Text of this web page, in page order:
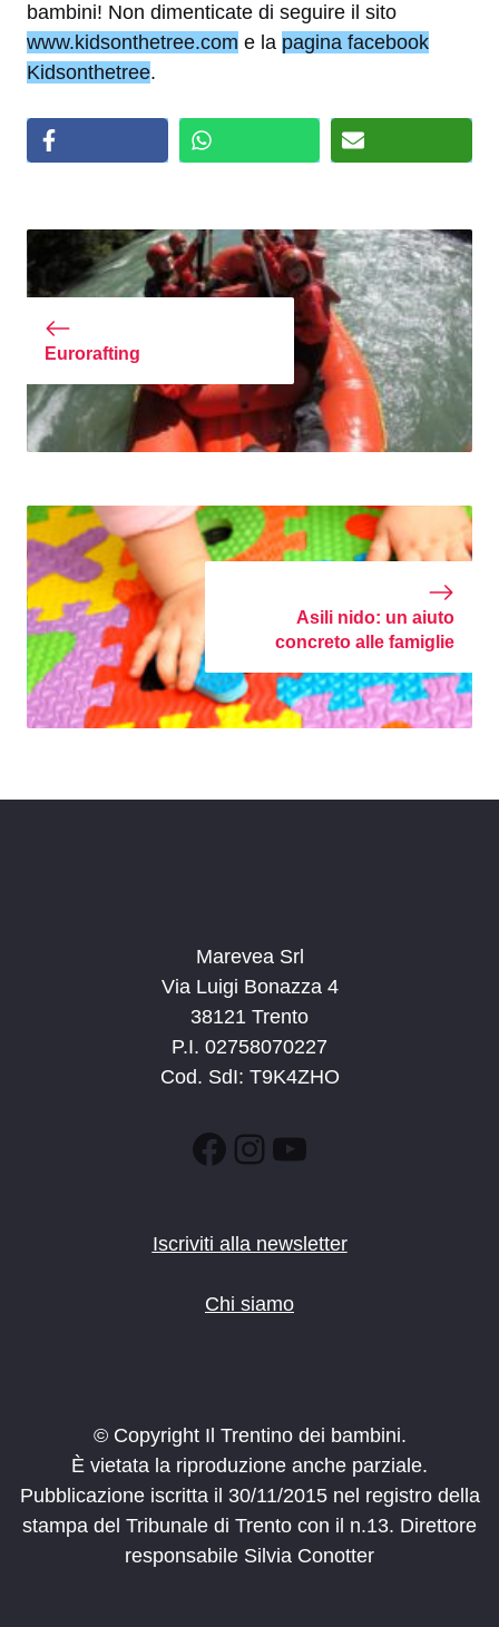
bambini! Non dimenticate di seguire il sito
www.kidsonthetree.com e la pagina facebook
Kidsonthetree.
Eurorafting
Asili nido: un aiuto
concreto alle famiglie
Marevea Srl
Via Luigi Bonazza 4
38121 Trento
P.I. 02758070227
Cod. SdI: T9K4ZHO
Facebook
Instagram
YouTube
Iscriviti alla newsletter
Chi siamo
© Copyright Il Trentino dei bambini.
È vietata la riproduzione anche parziale.
Pubblicazione iscritta il 30/11/2015 nel registro della
stampa del Tribunale di Trento con il n.13. Direttore
responsabile Silvia Conotter